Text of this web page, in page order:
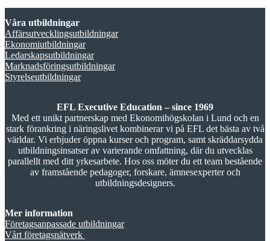
Våra utbildningar
Affärsutvecklingsutbildningar
Ekonomiutbildningar
Ledarskapsutbildningar
Marknadsföringsutbildningar
Styrelseutbildningar
EFL Executive Education – since 1969
Med ett unikt partnerskap med Ekonomihögskolan i Lund och en
stark förankring i näringslivet kombinerar vi på EFL det bästa av två
världar. Vi erbjuder öppna kurser och program, samt skräddarsydda
utbildningsinsatser av varierande omfattning, där du utvecklas
parallellt med ditt yrkesarbete. Hos oss möter du ett team bestående
av framstående pedagoger, forskare, ämnesexperter och
utbildningsdesigners.
Mer information
Företagsanpassade utbildningar
Vårt företagsnätverk